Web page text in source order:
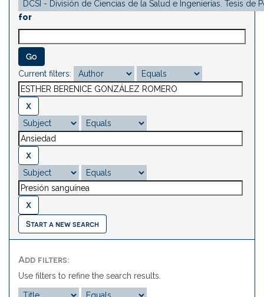
for
Current filters:
Start a new search
Add filters:
Use filters to refine the search results.